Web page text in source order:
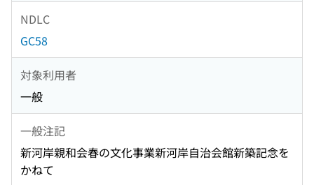
NDLC
GC58
対象利用者
一般
一般注記
新河岸親和会春の文化事業新河岸自治会館新築記念を
かねて